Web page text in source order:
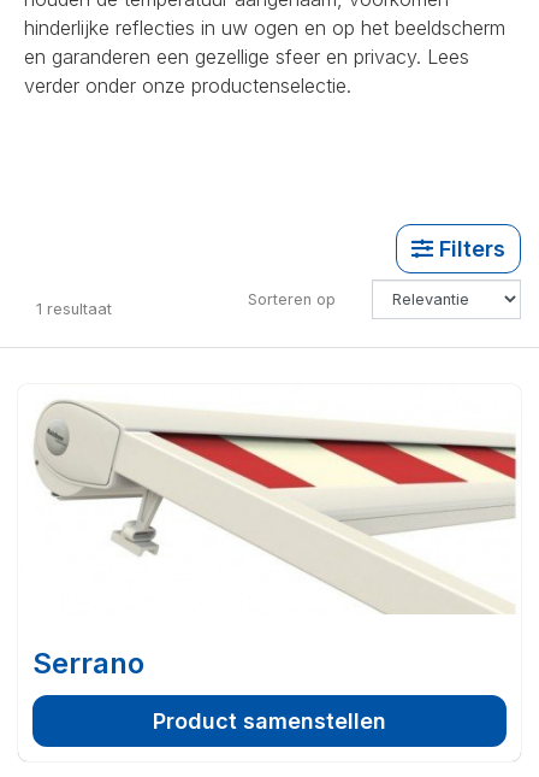
hinderlijke reflecties in uw ogen en op het beeldscherm
en garanderen een gezellige sfeer en privacy. Lees
verder onder onze productenselectie.
Filters
1 resultaat Sorteren op
Serrano
Product samenstellen